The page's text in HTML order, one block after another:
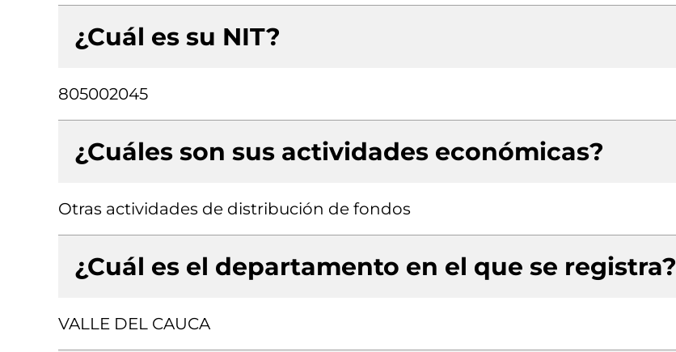
¿Cuál es su NIT?
805002045
¿Cuáles son sus actividades económicas?
Otras actividades de distribución de fondos
¿Cuál es el departamento en el que se registra?
VALLE DEL CAUCA